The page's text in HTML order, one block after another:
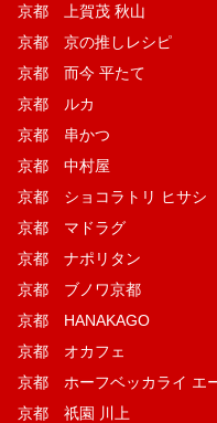
京都 上賀茂 秋山
京都 京の推しレシピ
京都 而今 平たて
京都 ルカ
京都 串かつ
京都 中村屋
京都 ショコラトリ ヒサシ
京都 マドラグ
京都 ナポリタン
京都 ブノワ京都
京都 HANAKAGO
京都 オカフェ
京都 ホーフベッカライ エ
京都 祇園 川上